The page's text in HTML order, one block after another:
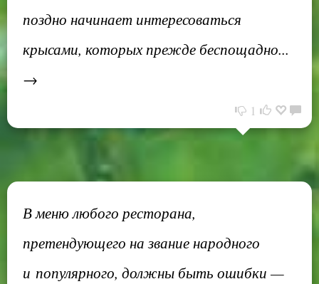
поздно начинает интересоваться
крысами, которых прежде беспощадно...
→
1
В меню любого ресторана,
претендующего на звание народного
и популярного, должны быть ошибки —